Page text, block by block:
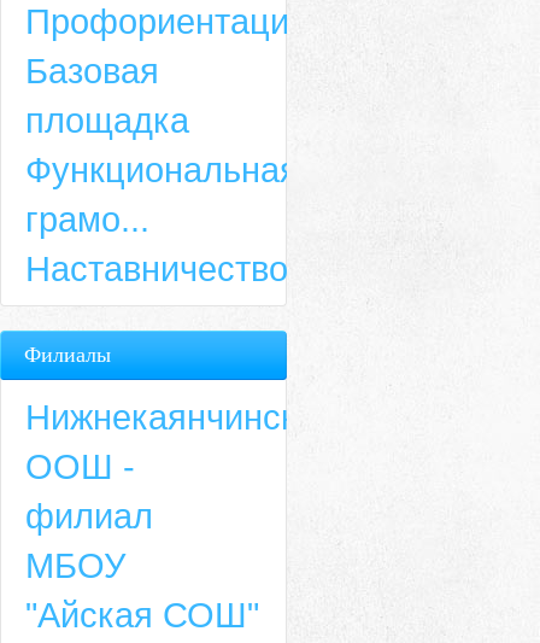
Профориентация
Базовая
площадка
Функциональная
грамо...
Наставничество
Филиалы
Нижнекаянчинская
ООШ -
филиал
МБОУ
"Айская СОШ"